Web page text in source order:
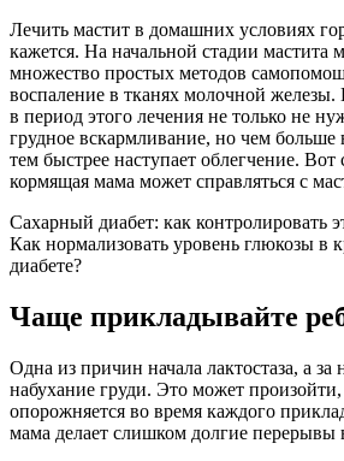
Лечить мастит в домашних условиях
кажется. На начальной стадии мастита
множество простых методов
воспаление в тканях молочной
в период этого лечения не только не
грудное вскармливание, но чем больше
тем быстрее наступает облегчение.
кормящая мама может справляться с
Сахарный диабет: как контролировать
Как нормализовать уровень глюкозы в
диабете?
Чаще прикладывайте
Одна из причин начала лактостаза, а
набухание груди. Это может произойти,
опорожняется во время каждого
мама делает слишком долгие